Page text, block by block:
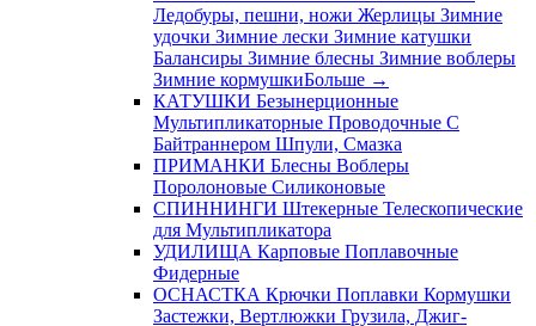
Ледобуры, пешни, ножи Жерлицы Зимние
удочки Зимние лески Зимние катушки
Балансиры Зимние блесны Зимние воблеры
Зимние кормушкиБольше →
КАТУШКИ Безынерционные
Мультипликаторные Проводочные С
Байтраннером Шпули, Смазка
ПРИМАНКИ Блесны Воблеры
Поролоновые Силиконовые
СПИННИНГИ Штекерные Телескопические
для Мультипликатора
УДИЛИЩА Карповые Поплавочные
Фидерные
ОСНАСТКА Крючки Поплавки Кормушки
Застежки, Вертлюжки Грузила, Джиг-